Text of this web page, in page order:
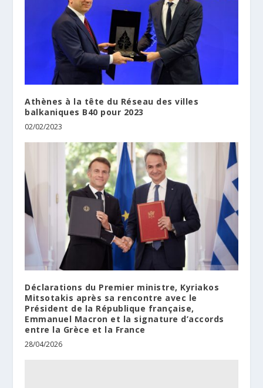
Athènes à la tête du Réseau des villes
balkaniques B40 pour 2023
02/02/2023
Déclarations du Premier ministre, Kyriakos
Mitsotakis après sa rencontre avec le
Président de la République française,
Emmanuel Macron et la signature d’accords
entre la Grèce et la France
28/04/2026